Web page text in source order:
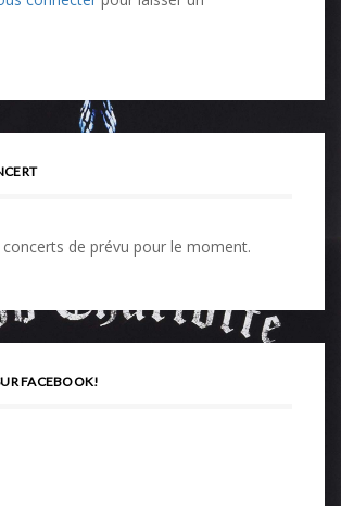
concerts de prévu pour le moment.
FACEBOOK!